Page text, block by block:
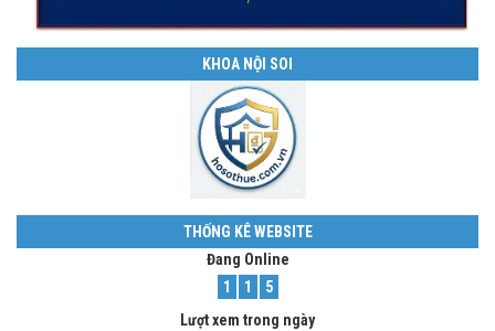
KHOA NỘI SOI
THỐNG KÊ WEBSITE
Đang Online
1
1
5
Lượt xem trong ngày